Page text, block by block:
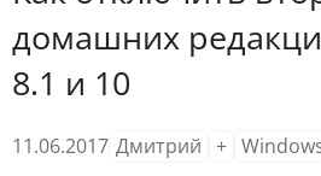
домашних
8.1 и 10
11.06.2017 Дмитрий +